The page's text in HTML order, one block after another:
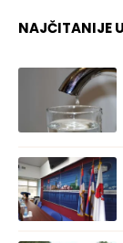
NAJČITANIJE